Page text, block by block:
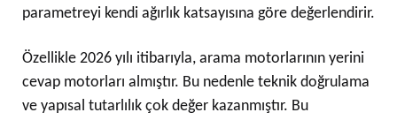
parametreyi kendi ağırlık katsayısına göre değerlendirir.
Özellikle 2026 yılı itibarıyla, arama motorlarının yerini
cevap motorları almıştır. Bu nedenle teknik doğrulama
ve yapısal tutarlılık çok değer kazanmıştır. Bu